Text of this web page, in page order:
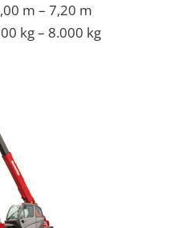
m – 7,20 m
kg – 8.000 kg